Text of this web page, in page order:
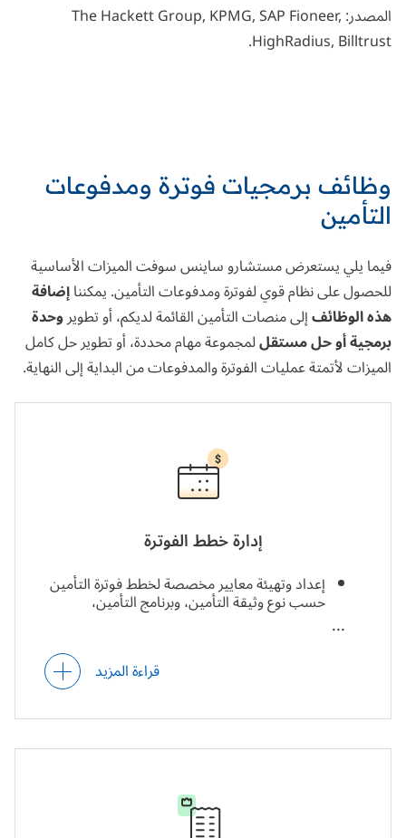
المصدر: The Hackett Group,KPMG,SAP Fioneer,
HighRadius,Billtrust.
وظائف برمجيات فوترة ومدفوعات
التأمين
فيما يلي يستعرض مستشارو ساينس سوفت الميزات الأساسية
للحصول على نظام قوي لفوترة ومدفوعات التأمين. يمكنناإضافة
هذه الوظائفإلى منصات التأمين القائمة لديكم، أو تطويروحدة
برمجية أو حل مستقللمجموعة مهام محددة، أو تطوير حل كامل
الميزات لأتمتة عمليات الفوترة والمدفوعات من البداية إلى النهاية.
إدارة خطط الفوترة
إعداد وتهيئة معايير مخصصة لخطط فوترة التأمين
حسب نوع وثيقة التأمين، وبرنامج التأمين،
وشريحة العملاء، والجهة التنظيمية، وغيرها، مثل:
نماذج الفوترة: الدفع مرة واحدة، وعلى
المراجعة (لخطط تعويضات العمال)، والدفع
جداول فوترة الأقساط: شهرية، وربع سنوية،
قراءة المزيد